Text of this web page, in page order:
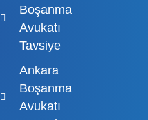
Boşanma
Avukatı
Tavsiye
Ankara
Boşanma
Avukatı